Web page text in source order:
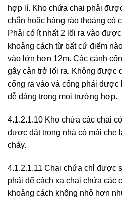
hợp lí. Kho chứa chai phải
chắn hoặc hàng rào thoáng có
Phải có ít nhất 2 lối ra vào
khoảng cách từ bất cứ điểm
vào lớn hơn 12m. Các cánh
gây cản trở lối ra. Không được
cổng ra vào và cổng phải được
dễ dàng trong mọi trường hợp.
4.1.2.1.10 Kho chứa các chai
được đặt trong nhà có mái che
cháy.
4.1.2.1.11 Chai chứa chỉ được
phải để cách xa chai chứa các
khoảng cách không nhỏ hơn